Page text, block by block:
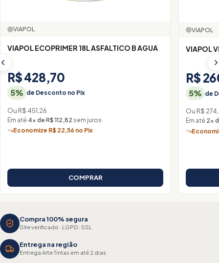
VIAPOL
VIAPOL ECOPRIMER 18L ASFALTICO B AGUA
R$ 428,70
5% de Desconto no Pix
Ou R$ 451,26
Em até 4× de R$ 112,82 sem juros
Economize R$ 22,56 no Pix
COMPRAR
VIAPOL
VIAPOL
R$
5% de
Ou R$
Em até 2×
Compra 100% segura
Site verificado · LGPD · SSL
Entrega na região
Entrega Arte Tintas em até 2 dias